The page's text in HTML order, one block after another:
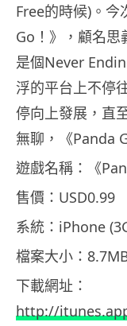
Free的時候)。 今
Go！》，顧名思
是個Never
浮的平台上不停
停向上發展，直
無聊，《Panda
遊戲名稱：《
售價：USD0.99
系統：iPhone
檔案大小：
下載網址：
http://